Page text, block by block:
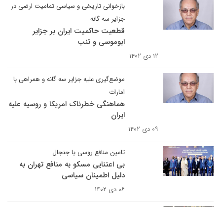
بازخوانی تاریخی و سیاسی تمامیت ارضی در
جزایر سه گانه
قطعیت حاکمیت ایران بر جزایر
ابوموسی و تنب ‌‌
۱۲ دی ۱۴۰۲
موضع‌گیری علیه جزایر سه گانه و همراهی با
امارات
هماهنگی خطرناک امریکا و روسیه علیه
ایران
۰۹ دی ۱۴۰۲
تامین منافع روسی یا جنجال
بی اعتنایی مسکو به منافع تهران به
دلیل اطمینان سیاسی
۰۶ دی ۱۴۰۲